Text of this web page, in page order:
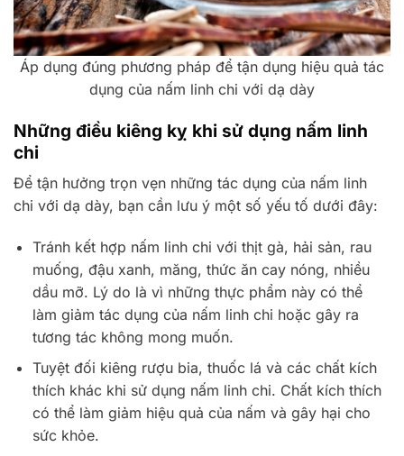
Áp dụng đúng phương pháp để tận dụng hiệu quả tác
dụng của nấm linh chi với dạ dày
Những điều kiêng kỵ khi sử dụng nấm linh
chi
Để tận hưởng trọn vẹn những tác dụng của nấm linh
chi với dạ dày, bạn cần lưu ý một số yếu tố dưới đây:
Tránh kết hợp nấm linh chi với thịt gà, hải sản, rau
muống, đậu xanh, măng, thức ăn cay nóng, nhiều
dầu mỡ. Lý do là vì những thực phẩm này có thể
làm giảm tác dụng của nấm linh chi hoặc gây ra
tương tác không mong muốn.
Tuyệt đối kiêng rượu bia, thuốc lá và các chất kích
thích khác khi sử dụng nấm linh chi. Chất kích thích
có thể làm giảm hiệu quả của nấm và gây hại cho
sức khỏe.